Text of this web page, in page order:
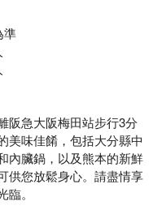
準
阪急大阪梅田站步行3分
美味佳餚，包括大分縣中
內臟鍋，以及熊本的新鮮
供您放鬆身心。請盡情享
。